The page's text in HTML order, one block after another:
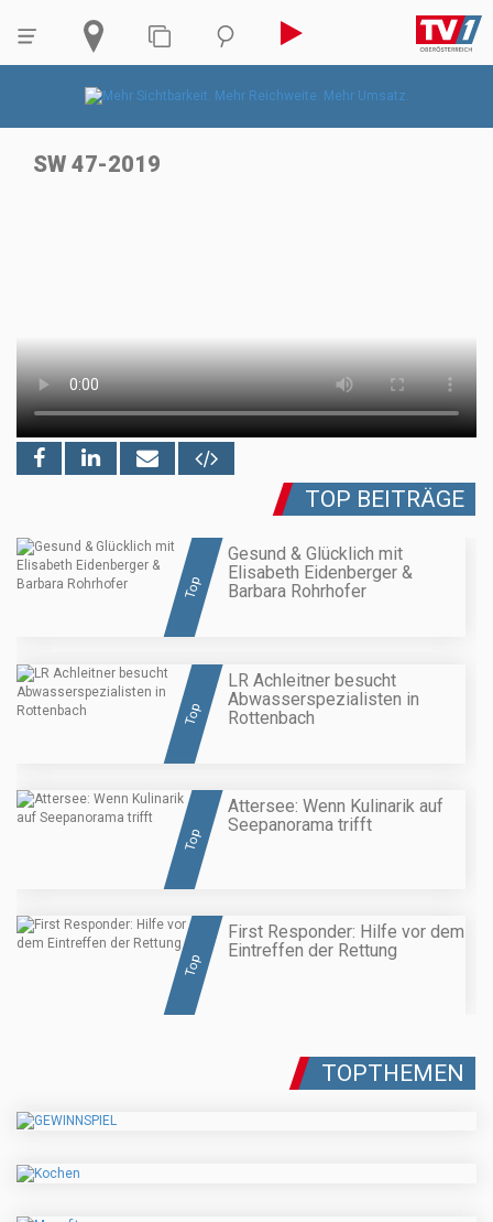
SW 47-2019
TOP BEITRÄGE
Top
Gesund & Glücklich mit
Elisabeth Eidenberger &
Barbara Rohrhofer
Top
LR Achleitner besucht
Abwasserspezialisten in
Rottenbach
Top
Attersee: Wenn Kulinarik auf
Seepanorama trifft
Top
First Responder: Hilfe vor dem
Eintreffen der Rettung
TOPTHEMEN